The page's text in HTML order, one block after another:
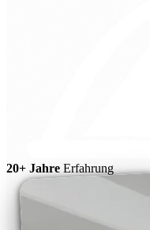
20+ Jahre Erfahrung